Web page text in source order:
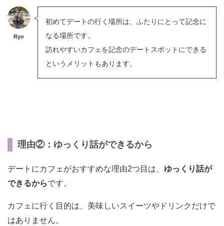
Ryo
初めてデートの行く場所は、ふたりにとって記念に
なる場所です。
訪れやすいカフェを記念のデートスポットにできる
というメリットもあります。
理由②：ゆっくり話ができるから
デートにカフェがおすすめな理由2つ目は、 ゆっくり話が
できるからです。
カフェに行く目的は、美味しいスイーツやドリンクだけで
はありません。